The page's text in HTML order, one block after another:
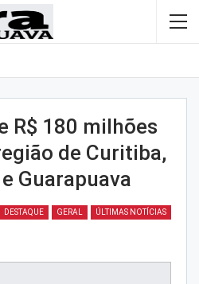
R$ 180 milhões
de Curitiba,
Guarapuava
DESTAQUE GERAL ÚLTIMAS NOTÍCIAS